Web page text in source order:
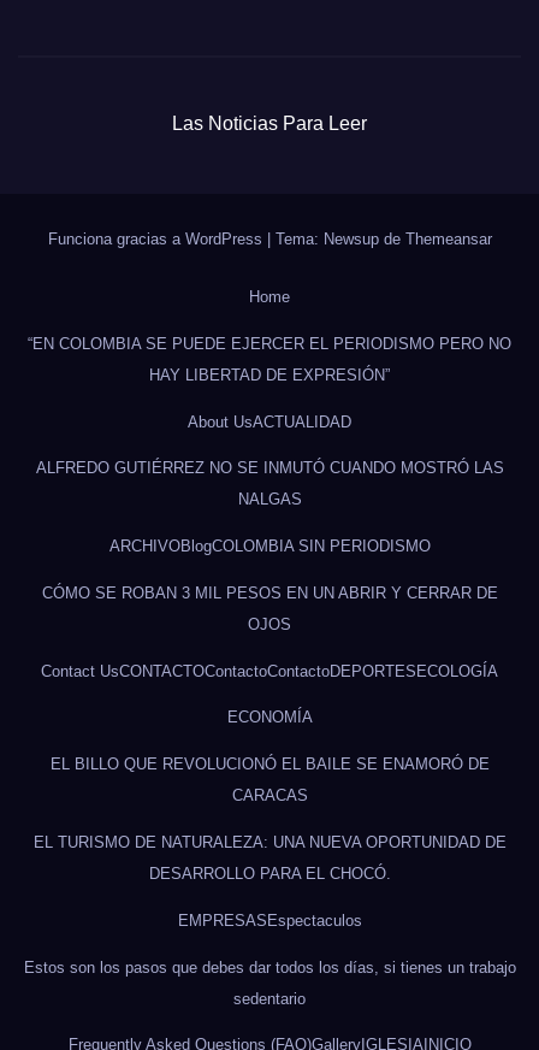
Las Noticias Para Leer
Funciona gracias a WordPress | Tema: Newsup de Themeansar
Home
“EN COLOMBIA SE PUEDE EJERCER EL PERIODISMO PERO NO
HAY LIBERTAD DE EXPRESIÓN”
About UsACTUALIDAD
ALFREDO GUTIÉRREZ NO SE INMUTÓ CUANDO MOSTRÓ LAS
NALGAS
ARCHIVOBlogCOLOMBIA SIN PERIODISMO
CÓMO SE ROBAN 3 MIL PESOS EN UN ABRIR Y CERRAR DE
OJOS
Contact UsCONTACTOContactoContactoDEPORTESECOLOGÍA
ECONOMÍA
EL BILLO QUE REVOLUCIONÓ EL BAILE SE ENAMORÓ DE
CARACAS
EL TURISMO DE NATURALEZA: UNA NUEVA OPORTUNIDAD DE
DESARROLLO PARA EL CHOCÓ.
EMPRESAS Espectaculos
Estos son los pasos que debes dar todos los días, si tienes un trabajo
sedentario
Frequently Asked Questions (FAQ)GalleryIGLESIAINICIO